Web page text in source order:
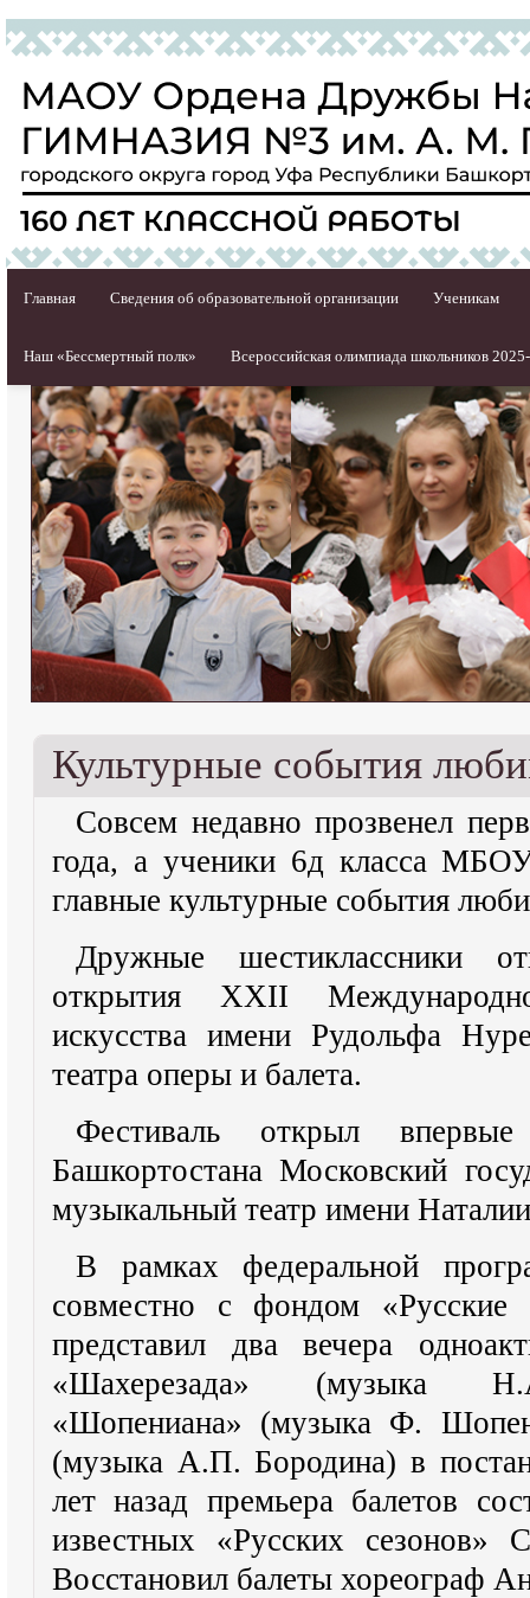
Главная Сведения об образовательной организации Ученикам
Наш «Бессмертный полк» Всероссийская олимпиада школьников
Культурные события
Совсем недавно прозвенел
года, а ученики 6д класса
главные культурные события
Дружные шестиклассники
открытия XXII
искусства имени Рудольфа
театра оперы и балета.
Фестиваль открыл
Башкортостана Московский
музыкальный театр имени
В рамках федеральной
совместно с фондом
представил два вечера
«Шахерезада» (музыка
«Шопениана» (музыка Ф.
(музыка А.П. Бородина) в
лет назад премьера балетов
известных «Русских сезонов»
Восстановил балеты хореограф